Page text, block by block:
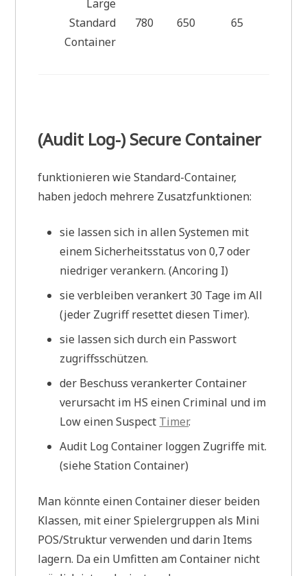
Large
Standard
Container
780 650 65
(Audit Log-) Secure Container
funktionieren wie Standard-Container,
haben jedoch mehrere Zusatzfunktionen:
sie lassen sich in allen Systemen mit
einem Sicherheitsstatus von 0,7 oder
niedriger verankern. (Ancoring I)
sie verbleiben verankert 30 Tage im All
(jeder Zugriff resettet diesen Timer).
sie lassen sich durch ein Passwort
zugriffsschützen.
der Beschuss verankerter Container
verursacht im HS einen Criminal und im
Low einen Suspect Timer.
Audit Log Container loggen Zugriffe mit.
(siehe Station Container)
Man könnte einen Container dieser beiden
Klassen, mit einer Spielergruppen als Mini
POS/Struktur verwenden und darin Items
lagern. Da ein Umfitten am Container nicht